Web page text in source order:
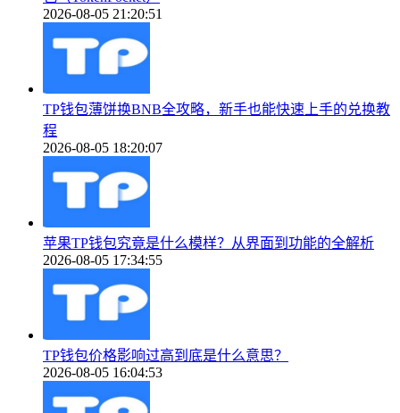
2026-08-05 21:20:51
TP钱包薄饼换BNB全攻略，新手也能快速上手的兑换教
程
2026-08-05 18:20:07
苹果TP钱包究竟是什么模样？从界面到功能的全解析
2026-08-05 17:34:55
TP钱包价格影响过高到底是什么意思？
2026-08-05 16:04:53